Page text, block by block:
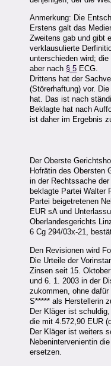
Anmerkung: Die
Erstens galt das
Zweitens gab und gibt
verklausulierte
unterschieden wird;
aber nach § 5 ECG.
Drittens hat der
(Störerhaftung) vor.
hat. Das ist nach
Beklagte hat nach
ist daher im Ergebnis
Der Oberste
Hofrätin des Obersten
in der Rechtssache
beklagte Partei Walter
Partei beigetretenen
EUR sA und
Oberlandesgerichts
6 Cg 294/03x-21,
Den Revisionen wird
Die Urteile der
Zinsen seit 15.
und 6. 1. 2003 in der
zukommen, ohne
S***** als Herstellerin
Der Kläger ist
die mit 4.572,90 EUR
Der Kläger ist weiters
Nebenintervenientin
ersetzen.